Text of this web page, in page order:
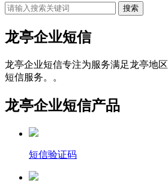
搜索
龙亭企业短信
龙亭企业短信专注为服务满足龙亭地
短信服务。。
龙亭企业短信产品
短信验证码